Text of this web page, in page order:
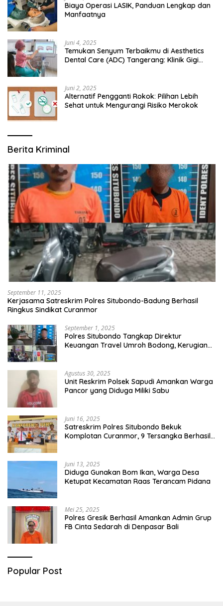
Biaya Operasi LASIK, Panduan Lengkap dan
Manfaatnya
Juni 4, 2025
Temukan Senyum Terbaikmu di Aesthetics
Dental Care (ADC) Tangerang: Klinik Gigi
Juni 2, 2025
Alternatif Pengganti Rokok: Pilihan Lebih
Sehat untuk Mengurangi Risiko Merokok
Berita Kriminal
September 11, 2025
Kerjasama Satreskrim Polres Situbondo-Badung Berhasil
Ringkus Sindikat Curanmor
September 1, 2025
Polres Situbondo Tangkap Direktur
Keuangan Travel Umroh Bodong, Kerugian
Agustus 30, 2025
Unit Reskrim Polsek Sapudi Amankan Warga
Pancor yang Diduga Miliki Sabu
Juni 16, 2025
Satreskrim Polres Situbondo Bekuk
Komplotan Curanmor, 9 Tersangka Berhasil
Juni 13, 2025
Diduga Gunakan Bom Ikan, Warga Desa
Ketupat Kecamatan Raas Terancam Pidana
Mei 25, 2025
Polres Gresik Berhasil Amankan Admin Grup
FB Cinta Sedarah di Denpasar Bali
Popular Post